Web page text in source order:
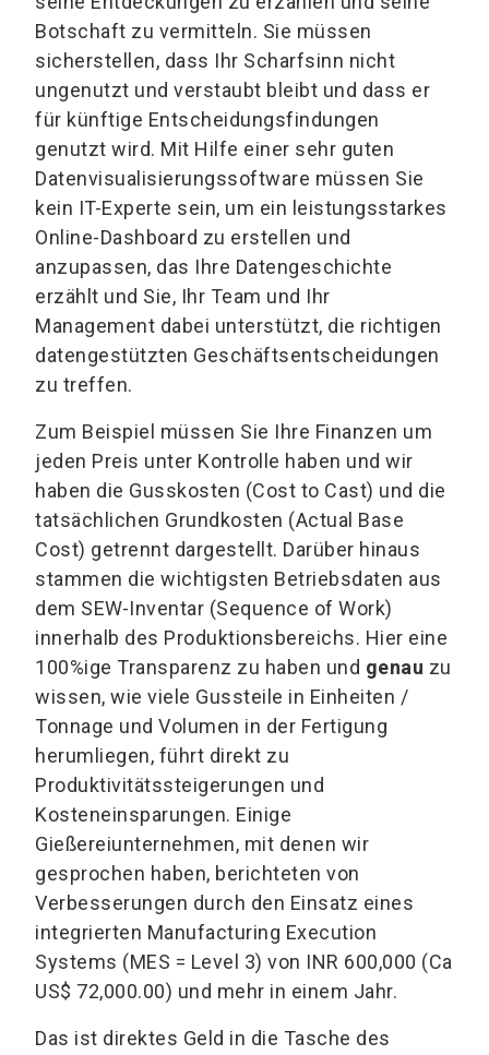
Botschaft zu vermitteln. Sie müssen
sicherstellen, dass Ihr Scharfsinn nicht
ungenutzt und verstaubt bleibt und dass er
für künftige Entscheidungsfindungen
genutzt wird. Mit Hilfe einer sehr guten
Datenvisualisierungssoftware müssen Sie
kein IT-Experte sein, um ein leistungsstarkes
Online-Dashboard zu erstellen und
anzupassen, das Ihre Datengeschichte
erzählt und Sie, Ihr Team und Ihr
Management dabei unterstützt, die richtigen
datengestützten Geschäftsentscheidungen
zu treffen.
Zum Beispiel müssen Sie Ihre Finanzen um
jeden Preis unter Kontrolle haben und wir
haben die Gusskosten (Cost to Cast) und die
tatsächlichen Grundkosten (Actual Base
Cost) getrennt dargestellt. Darüber hinaus
stammen die wichtigsten Betriebsdaten aus
dem SEW-Inventar (Sequence of Work)
innerhalb des Produktionsbereichs. Hier eine
100%ige Transparenz zu haben und genau zu
wissen, wie viele Gussteile in Einheiten /
Tonnage und Volumen in der Fertigung
herumliegen, führt direkt zu
Produktivitätssteigerungen und
Kosteneinsparungen. Einige
Gießereiunternehmen, mit denen wir
gesprochen haben, berichteten von
Verbesserungen durch den Einsatz eines
integrierten Manufacturing Execution
Systems (MES = Level 3) von INR 600,000 (Ca
US$ 72,000.00) und mehr in einem Jahr.
Das ist direktes Geld in die Tasche des